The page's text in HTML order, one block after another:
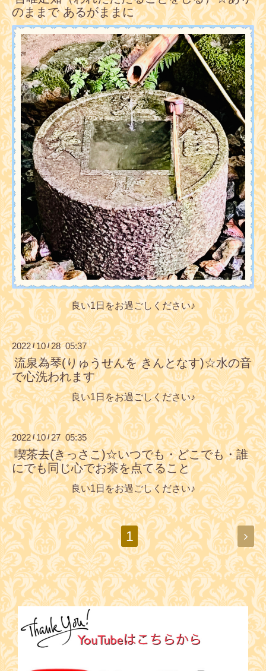
のままで あるがままに
良い1日をお過ごしください♪
2022/10/28 05:37
流泉為琴(りゅうせんを きんとなす)☆水の音
で心洗われます
良い1日をお過ごしください♪
2022/10/27 05:35
喫茶去(きっさこ)☆いつでも・どこでも・誰
にでも同じ心でお茶を点てること
良い1日をお過ごしください♪
1